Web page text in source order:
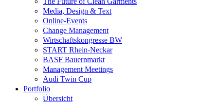
Media, Design & Text
Online-Events
Change Management
Wirtschaftskongresse BW
START Rhein-Neckar
BASF Bauernmarkt
Management Meetings
Audi Twin Cup
Portfolio
Übersicht